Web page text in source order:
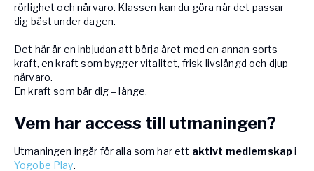
rörlighet och närvaro. Klassen kan du göra när det passar
dig bäst under dagen.
Det här är en inbjudan att börja året med en annan sorts
kraft, en kraft som bygger vitalitet, frisk livslängd och djup
närvaro.
En kraft som bär dig – länge.
Vem har access till utmaningen?
Utmaningen ingår för alla som har ett aktivt medlemskapi
Yogobe Play.